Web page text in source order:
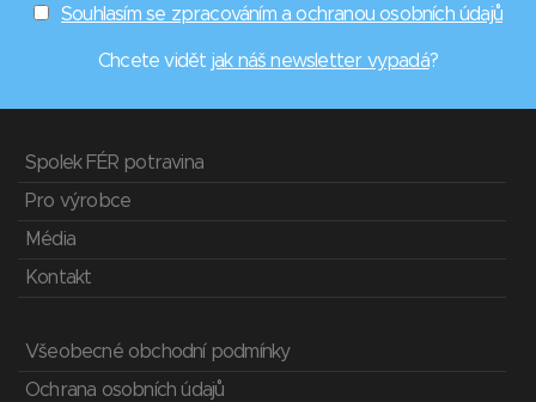
Souhlasím se zpracováním a ochranou osobních údajů
Chcete vidět jak náš newsletter vypadá?
Spolek FÉR potravina
Pro výrobce
Média
Kontakt
Všeobecné obchodní podmínky
Ochrana osobních údajů